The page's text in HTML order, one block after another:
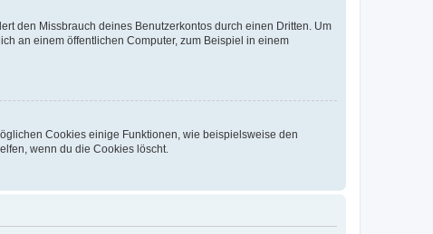
den Missbrauch deines Benutzerkontos durch einen Dritten. Um
an einem öffentlichen Computer, zum Beispiel in einem
Cookies einige Funktionen, wie beispielsweise den
wenn du die Cookies löscht.